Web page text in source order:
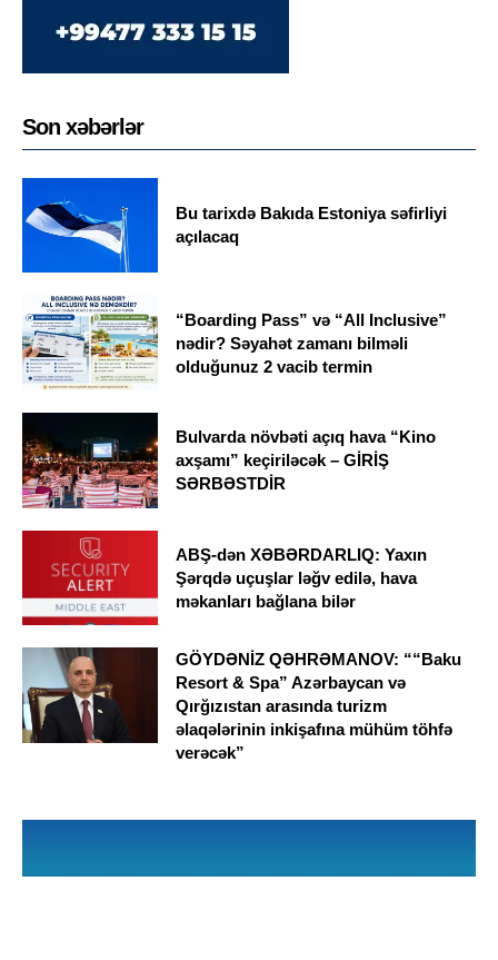
Son xəbərlər
Bu tarixdə Bakıda Estoniya səfirliyi
açılacaq
“Boarding Pass” və “All Inclusive”
nədir? Səyahət zamanı bilməli
olduğunuz 2 vacib termin
Bulvarda növbəti açıq hava “Kino
axşamı” keçiriləcək – GİRİŞ
SƏRBƏSTDİR
ABŞ-dən XƏBƏRDARLIQ: Yaxın
Şərqdə uçuşlar ləğv edilə, hava
məkanları bağlana bilər
GÖYDƏNİZ QƏHRƏMANOV: ““Baku
Resort & Spa” Azərbaycan və
Qırğızıstan arasında turizm
əlaqələrinin inkişafına mühüm töhfə
verəcək”